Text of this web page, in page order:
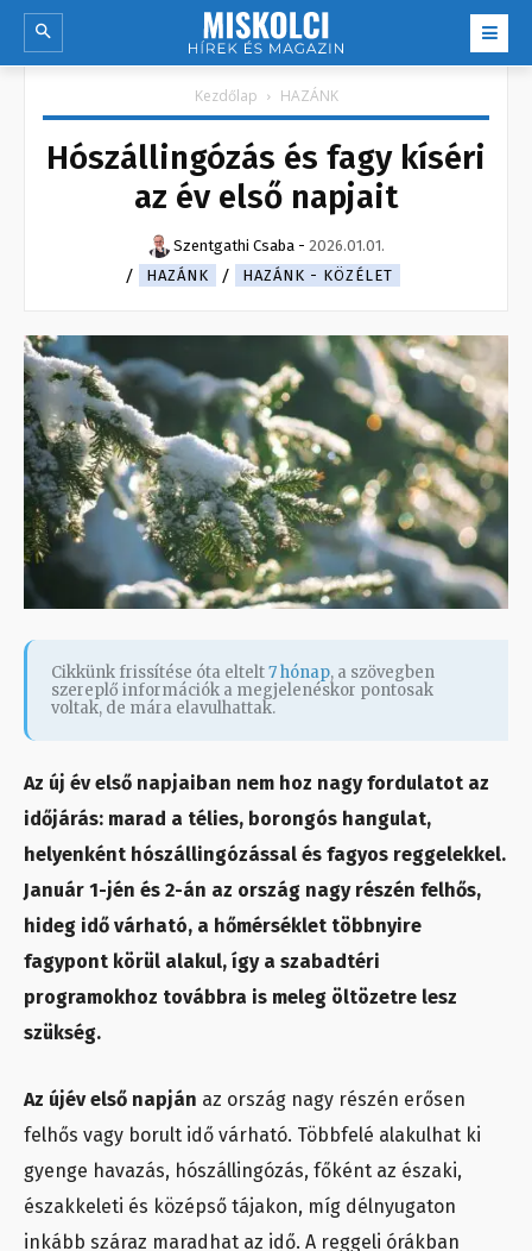
Kezdőlap HAZÁNK
Hószállingózás és fagy kíséri
az év első napjait
Szentgathi Csaba - 2026.01.01.
HAZÁNK
HAZÁNK - KÖZÉLET
Cikkünk frissítése óta eltelt7 hónap, a szövegben
szereplő információk a megjelenéskor pontosak
voltak, de mára elavulhattak.
Az új év első napjaiban nem hoz nagy fordulatot az
időjárás: marad a télies, borongós hangulat,
helyenként hószállingózással és fagyos reggelekkel.
Január 1-jén és 2-án az ország nagy részén felhős,
hideg idő várható, a hőmérséklet többnyire
fagypont körül alakul, így a szabadtéri
programokhoz továbbra is meleg öltözetre lesz
szükség.
Az újév első napján az ország nagy részén erősen
felhős vagy borult idő várható. Többfelé alakulhat ki
gyenge havazás, hószállingózás, főként az északi,
északkeleti és középső tájakon, míg délnyugaton
inkább száraz maradhat az idő. A reggeli órákban